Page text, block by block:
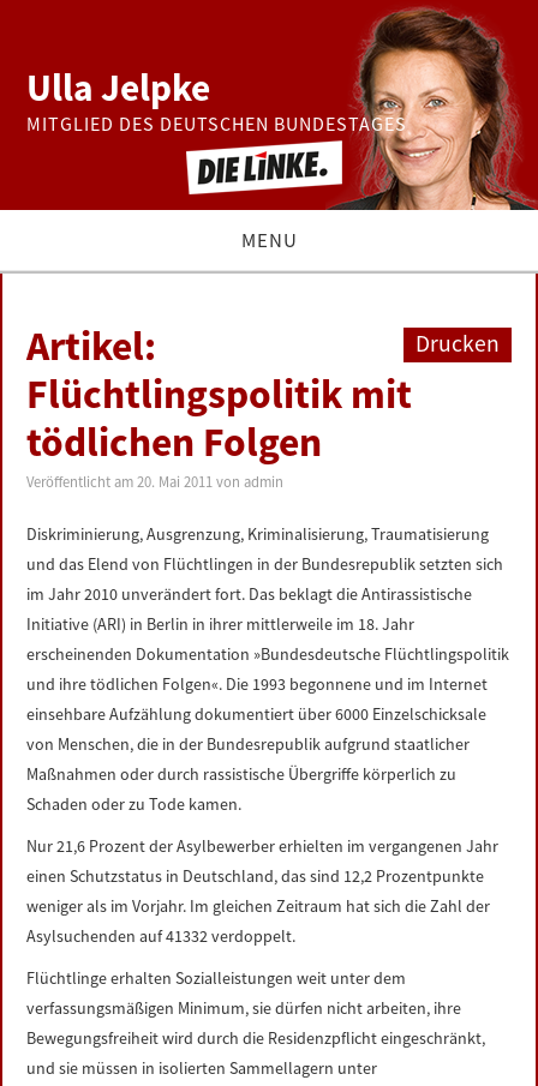
Ulla Jelpke
MITGLIED DES DEUTSCHEN BUNDESTAGES
MENU
BUNDESTAG
PRESSE
ZUR PERSON
LINKS
DATENSCHUTZERKLÄRUNG
IMPRESSUM
Drucken
Artikel:
Flüchtlingspolitik mit
tödlichen Folgen
Veröffentlicht am20. Mai 2011 vonadmin
Diskriminierung, Ausgrenzung, Kriminalisierung, Traumatisierung
und das Elend von Flüchtlingen in der Bundesrepublik setzten sich
im Jahr 2010 unverändert fort. Das beklagt die Antirassistische
Initiative (ARI) in Berlin in ihrer mittlerweile im 18. Jahr
erscheinenden Dokumentation »Bundesdeutsche Flüchtlingspolitik
und ihre tödlichen Folgen«. Die 1993 begonnene und im Internet
einsehbare Aufzählung dokumentiert über 6000 Einzelschicksale
von Menschen, die in der Bundesrepublik aufgrund staatlicher
Maßnahmen oder durch rassistische Übergriffe körperlich zu
Schaden oder zu Tode kamen.
Nur 21,6 Prozent der Asylbewerber erhielten im vergangenen Jahr
einen Schutzstatus in Deutschland, das sind 12,2 Prozentpunkte
weniger als im Vorjahr. Im gleichen Zeitraum hat sich die Zahl der
Asylsuchenden auf 41332 verdoppelt.
Flüchtlinge erhalten Sozialleistungen weit unter dem
verfassungsmäßigen Minimum, sie dürfen nicht arbeiten, ihre
Bewegungsfreiheit wird durch die Residenzpflicht eingeschränkt,
und sie müssen in isolierten Sammellagern unter